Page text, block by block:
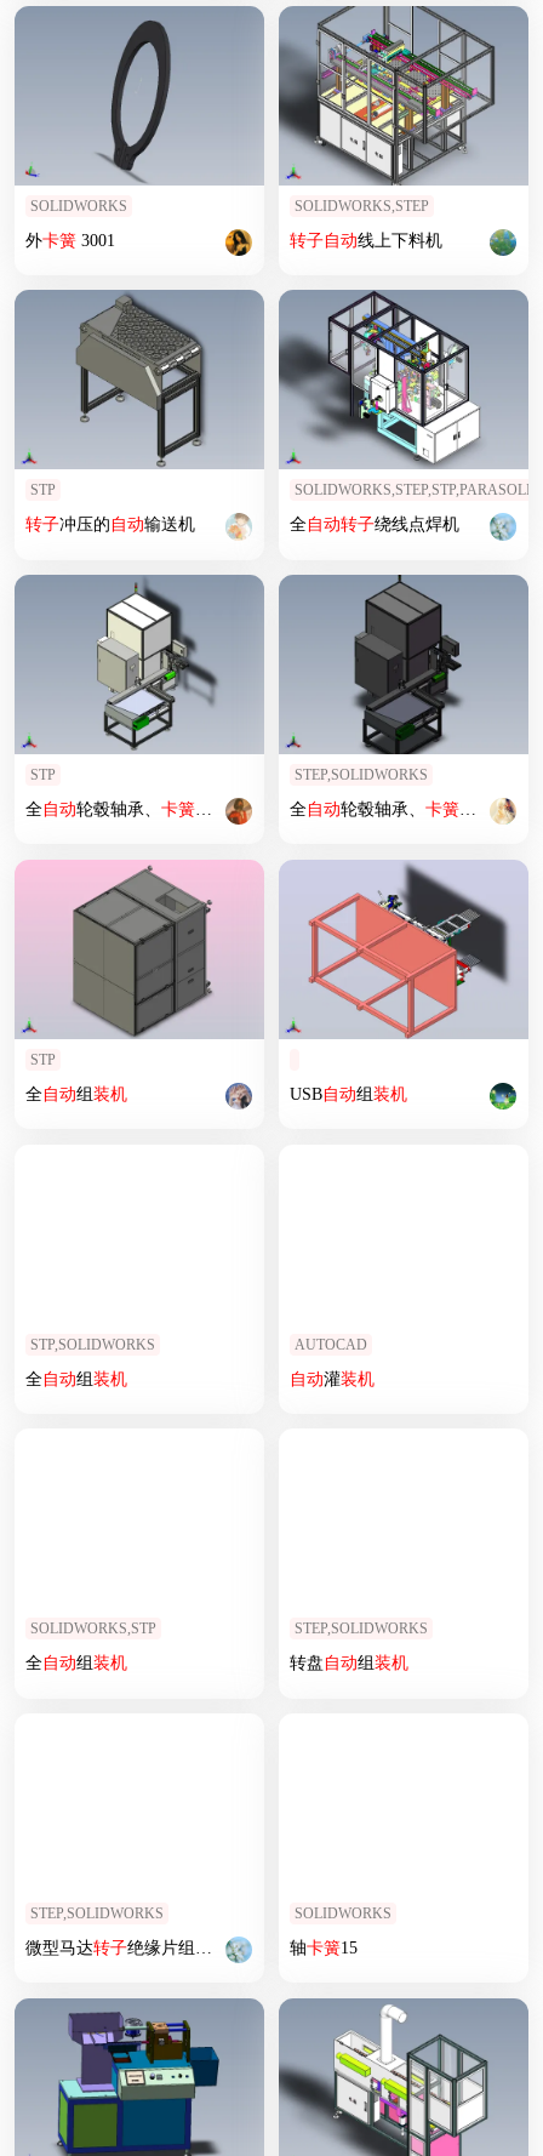
SOLIDWORKS
外卡簧3001
SOLIDWORKS,STEP
转子自动线上下料机
STP
转子冲压的自动输送机
SOLIDWORKS,STEP,STP,PARASOLID
全自动转子绕线点焊机
STP
全自动轮毂轴承、 卡簧上料压装设备
STEP,SOLIDWORKS
全自动轮毂轴承、 卡簧上料压装
STP
全自动组装机 USB自动组装机
STP,SOLIDWORKS
全自动组装机
AUTOCAD
自动灌装机
SOLIDWORKS,STP
全自动组装机
STEP,SOLIDWORKS
转盘自动组装机
STEP,SOLIDWORKS
微型马达转子绝缘片组 装机 自动 化设备3D图纸3D模型
SOLIDWORKS
轴卡簧15